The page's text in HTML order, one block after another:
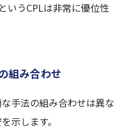
というCPLは非常に優位性
組み合わせ
手法の組み合わせは異な
示します。